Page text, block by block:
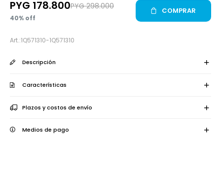
1Q571310-1Q571310
PYG 178.800PYG 298.000
40
COMPRAR
Descripción
Características
Plazos y costos de envío
Medios de pago